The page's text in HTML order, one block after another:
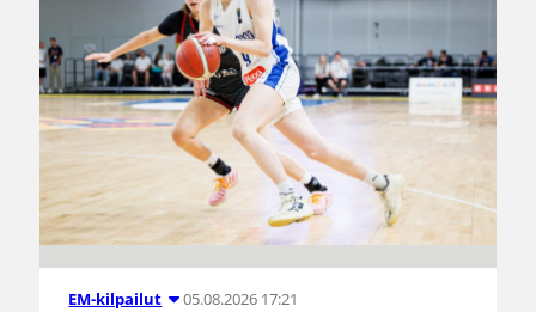
EM-kilpailut 05.08.2026 17:21